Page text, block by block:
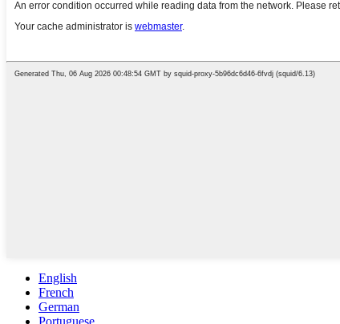
English
French
German
Portuguese